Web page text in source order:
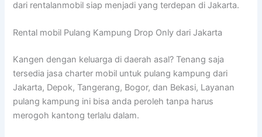
dari rentalanmobil siap menjadi yang terdepan di Jakarta.
Rental mobil Pulang Kampung Drop Only dari Jakarta
Kangen dengan keluarga di daerah asal? Tenang saja
tersedia jasa charter mobil untuk pulang kampung dari
Jakarta, Depok, Tangerang, Bogor, dan Bekasi, Layanan
pulang kampung ini bisa anda peroleh tanpa harus
merogoh kantong terlalu dalam.